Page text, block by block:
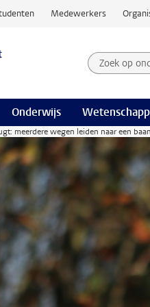
Medewerkers
Zoek op
Zoekterm
Onderwijs
meerdere wegen leiden naar een